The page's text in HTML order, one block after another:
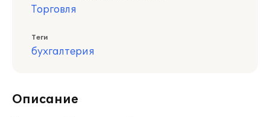
Торговля
Теги
бухгалтерия
Описание